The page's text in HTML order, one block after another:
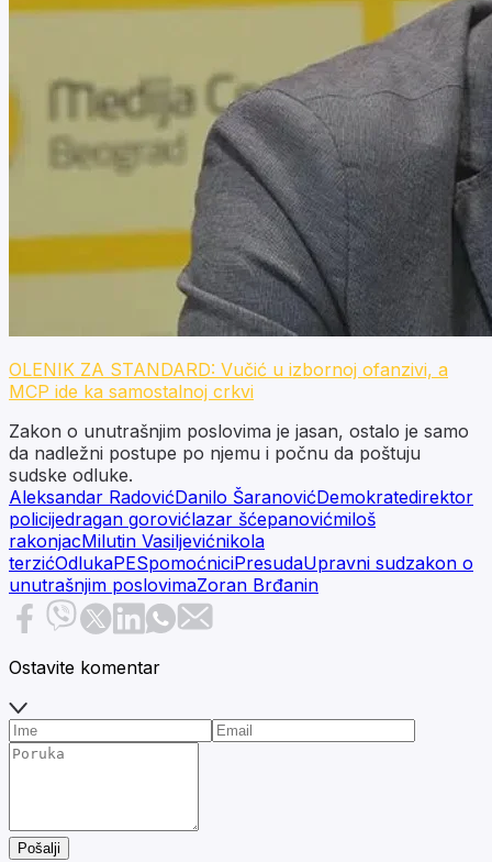
OLENIK ZA STANDARD: Vučić u izbornoj ofanzivi, a
MCP ide ka samostalnoj crkvi
Zakon o unutrašnjim poslovima je jasan, ostalo je samo
da nadležni postupe po njemu i počnu da poštuju
sudske odluke.
Aleksandar RadovićDanilo ŠaranovićDemokratedirektor
policijedragan gorovićlazar šćepanovićmiloš
rakonjacMilutin Vasiljevićnikola
terzićOdlukaPESpomoćniciPresudaUpravni sudzakon o
unutrašnjim poslovimaZoran Brđanin
Ostavite komentar
Pošalji